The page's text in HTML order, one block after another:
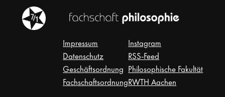
Impressum
Datenschutz
Geschäftsordnung
Fachschaftsordnung
Instagram
RSS-Feed
Philosophische Fakultät
RWTH Aachen